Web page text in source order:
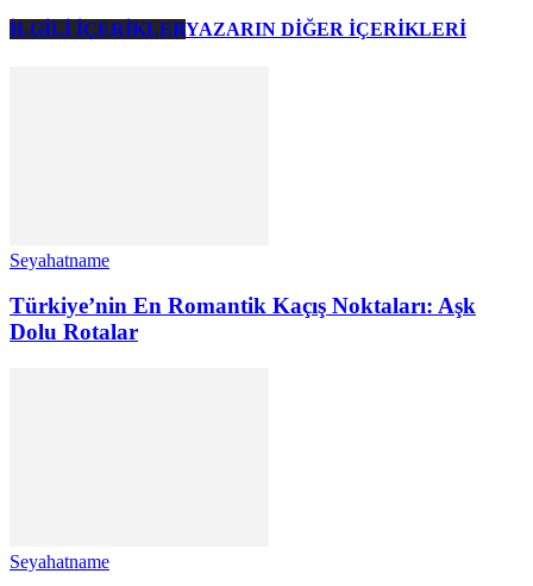
İLGİLİ İÇERİKLERYAZARIN DİĞER İÇERİKLERİ
Seyahatname
Türkiye’nin En Romantik Kaçış Noktaları: Aşk
Dolu Rotalar
Seyahatname